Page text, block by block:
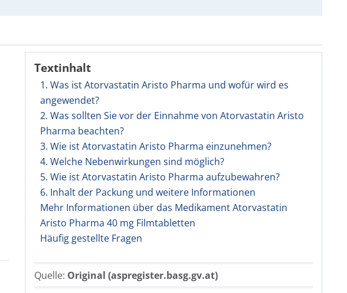
Textinhalt
1. Was ist Atorvastatin Aristo Pharma und wofür wird es
angewendet?
2. Was sollten Sie vor der Einnahme von Atorvastatin Aristo
Pharma beachten?
3. Wie ist Atorvastatin Aristo Pharma einzunehmen?
4. Welche Nebenwirkungen sind möglich?
5. Wie ist Atorvastatin Aristo Pharma aufzubewahren?
6. Inhalt der Packung und weitere Informationen
Mehr Informationen über das Medikament Atorvastatin
Aristo Pharma 40 mg Filmtabletten
Häufig gestellte Fragen
Quelle: Original (aspregister.basg.gv.at)